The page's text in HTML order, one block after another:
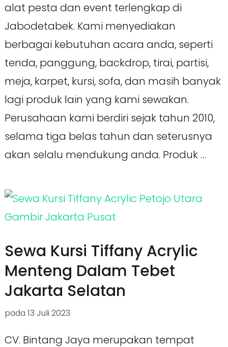
alat pesta dan event terlengkap di
Jabodetabek. Kami menyediakan
berbagai kebutuhan acara anda, seperti
tenda, panggung, backdrop, tirai, partisi,
meja, karpet, kursi, sofa, dan masih banyak
lagi produk lain yang kami sewakan.
Perusahaan kami berdiri sejak tahun 2010,
selama tiga belas tahun dan seterusnya
akan selalu mendukung anda. Produk …
Sewa Kursi Tiffany Acrylic
Menteng Dalam Tebet
Jakarta Selatan
pada 13 Juli 2023
CV. Bintang Jaya merupakan tempat